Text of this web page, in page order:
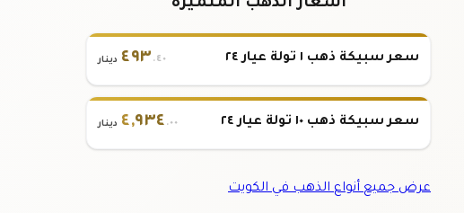
أسعار الذهب المتميزة
سعر سبيكة ذهب ١ تولة عيار ٢٤ ٤٩٣ .٤٠ دينار
سعر سبيكة ذهب ١٠ تولة عيار ٢٤ ٤,٩٣٤ .٠٠ دينار
عرض جميع أنواع الذهب في الكويت